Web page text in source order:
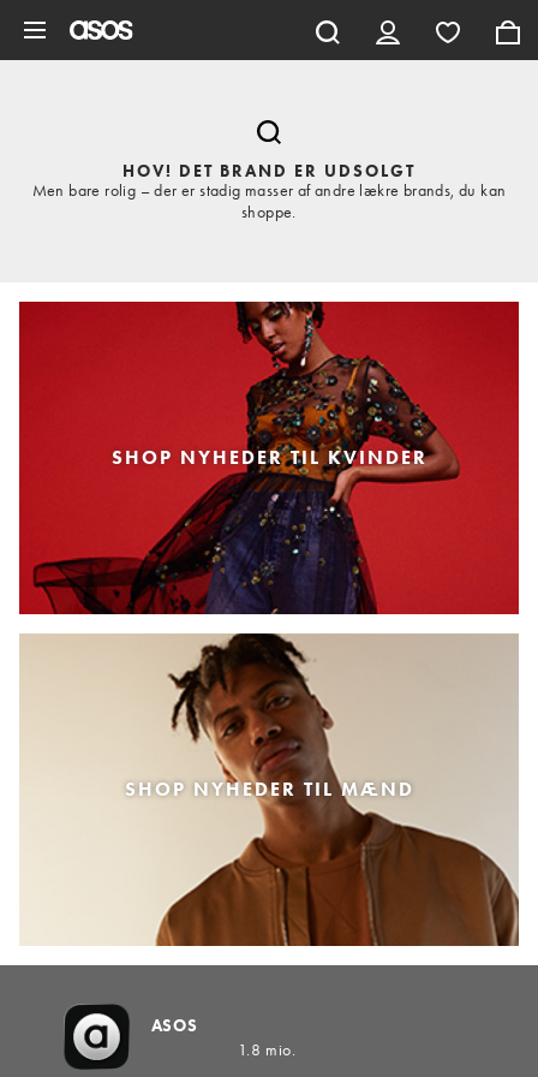
HOV! DET BRAND ER UDSOLGT
Men bare rolig – der er stadig masser af andre lækre brands, du kan
shoppe.
SHOP NYHEDER TIL KVINDER
SHOP NYHEDER TIL MÆND
ASOS
1.8 mio.